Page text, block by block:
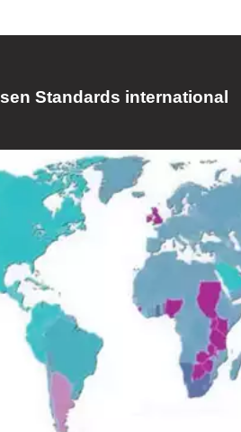
Standards international